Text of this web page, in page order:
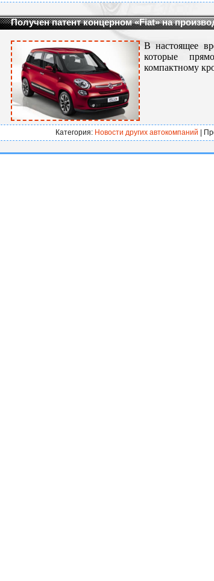
Получен патент концерном «Fiat» на
В настоящее
которые
компактному
Категория: Новости других автокомпаний |